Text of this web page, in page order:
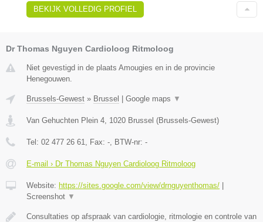
BEKIJK VOLLEDIG PROFIEL
Dr Thomas Nguyen Cardioloog Ritmoloog
Niet gevestigd in de plaats Amougies en in de provincie
Henegouwen.
Brussels-Gewest » Brussel | Google maps ▼
Van Gehuchten Plein 4 1020 Brussel (Brussels-Gewest)
Tel: 02 477 26 61 , Fax: - , BTW-nr: -
E-mail › Dr Thomas Nguyen Cardioloog Ritmoloog
Website: https://sites.google.com/view/drnguyenthomas/ |
Screenshot ▼
Consultaties op afspraak van cardiologie, ritmologie en controle van